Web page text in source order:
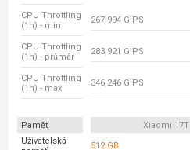
CPU Throttling
(1h) - min
267,994 GIPS
CPU Throttling
(1h) - průměr
283,921 GIPS
CPU Throttling
(1h) - max
346,246 GIPS
Paměť Xiaomi 17T
Uživatelská
512 GB